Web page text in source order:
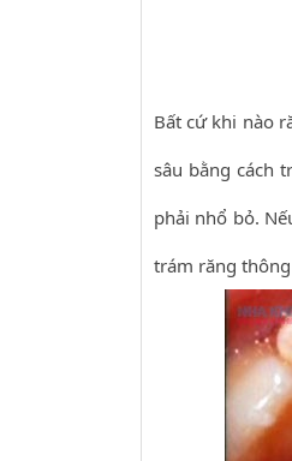
Bất cứ khi nào
sâu bằng cách
phải nhổ bỏ.
trám răng